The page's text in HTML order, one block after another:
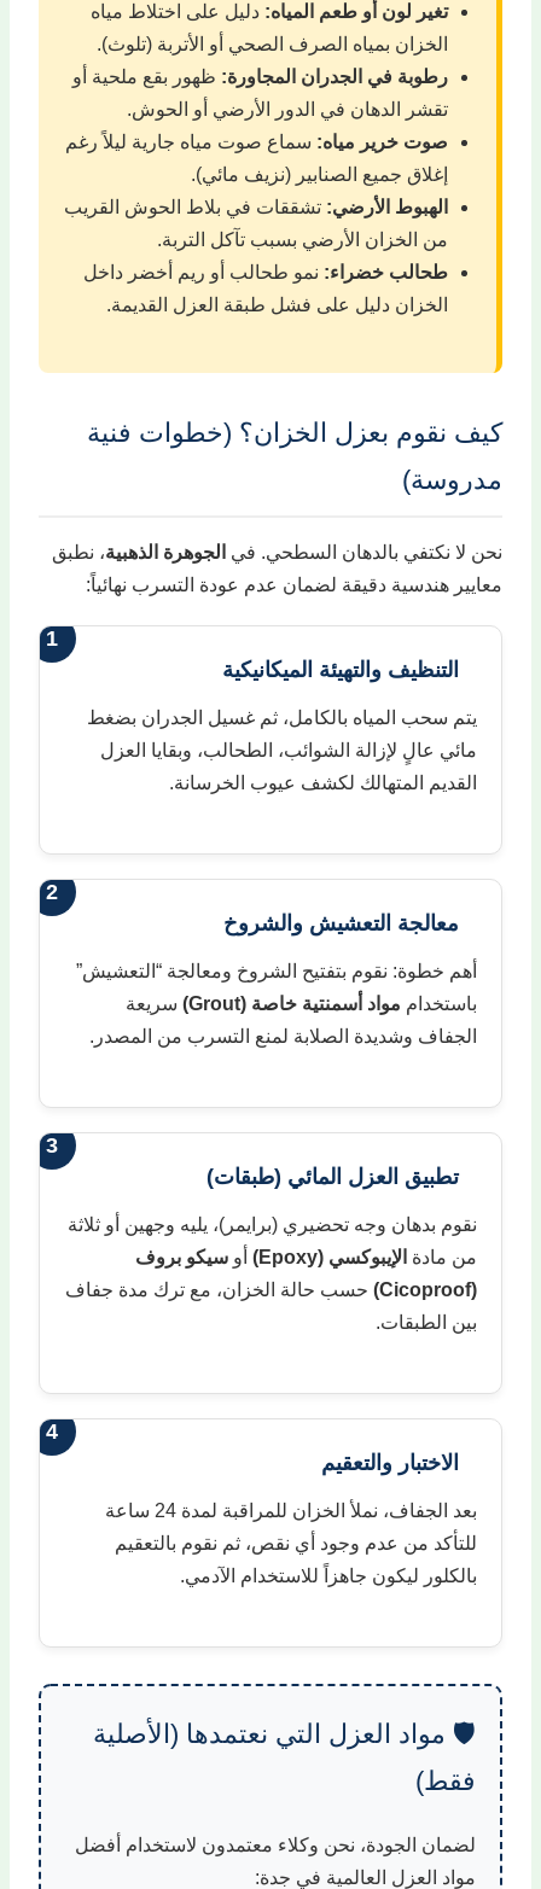
تغير لون أو طعم المياه: دليل على اختلاط مياه
الخزان بمياه الصرف الصحي أو الأتربة (تلوث).
رطوبة في الجدران المجاورة: ظهور بقع ملحية أو
تقشر الدهان في الدور الأرضي أو الحوش.
صوت خرير مياه: سماع صوت مياه جارية ليلاً رغم
إغلاق جميع الصنابير (نزيف مائي).
الهبوط الأرضي: تشققات في بلاط الحوش القريب
من الخزان الأرضي بسبب تآكل التربة.
طحالب خضراء: نمو طحالب أو ريم أخضر داخل
الخزان دليل على فشل طبقة العزل القديمة.
كيف نقوم بعزل الخزان؟ (خطوات فنية
مدروسة)
نحن لا نكتفي بالدهان السطحي. في الجوهرة الذهبية، نطبق
معايير هندسية دقيقة لضمان عدم عودة التسرب نهائياً:
1
التنظيف والتهيئة الميكانيكية
يتم سحب المياه بالكامل، ثم غسيل الجدران بضغط
مائي عالٍ لإزالة الشوائب، الطحالب، وبقايا العزل
القديم المتهالك لكشف عيوب الخرسانة.
2
معالجة التعشيش والشروخ
أهم خطوة: نقوم بتفتيح الشروخ ومعالجة “التعشيش”
باستخدام مواد أسمنتية خاصة (Grout)
سريعة
الجفاف وشديدة الصلابة لمنع التسرب من المصدر.
3
تطبيق العزل المائي (طبقات)
نقوم بدهان وجه تحضيري (برايمر)، يليه وجهين أو ثلاثة
من مادة الإيبوكسي (Epoxy) أوسيكو بروف
(Cicoproof)
حسب حالة الخزان، مع ترك مدة جفاف
بين الطبقات.
4
الاختبار والتعقيم
بعد الجفاف، نملأ الخزان للمراقبة لمدة 24 ساعة
للتأكد من عدم وجود أي نقص، ثم نقوم بالتعقيم
بالكلور ليكون جاهزاً للاستخدام الآدمي.
🛡️ مواد العزل التي نعتمدها (الأصلية
فقط)
لضمان الجودة، نحن وكلاء معتمدون لاستخدام أفضل
مواد العزل العالمية في جدة: